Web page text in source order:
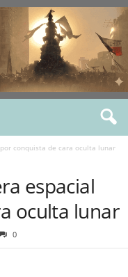
conquista de cara oculta lunar
espacial
oculta lunar
0